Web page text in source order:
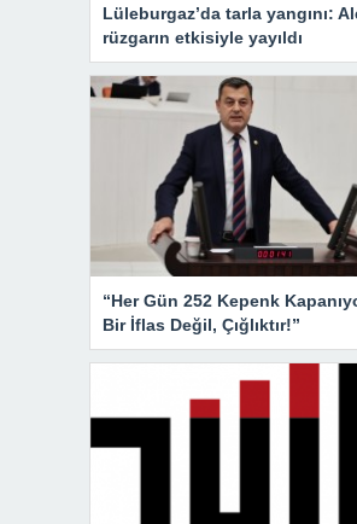
Lüleburgaz’da tarla yangını:
rüzgarın etkisiyle yayıldı
“Her Gün 252 Kepenk
Bir İflas Değil, Çığlıktır!”